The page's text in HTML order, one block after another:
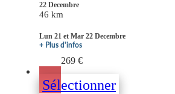
22 Decembre
46 km
Lun 21 et Mar 22 Decembre
+ Plus d'infos
269 €
Sélectionner